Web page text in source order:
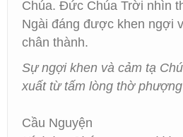
Chúa. Đức Chúa Trời nhìn
Ngài đáng được khen ngợi
chân thành.
Sự ngợi khen và cảm tạ
xuất từ tấm lòng thờ
Cầu Nguyện